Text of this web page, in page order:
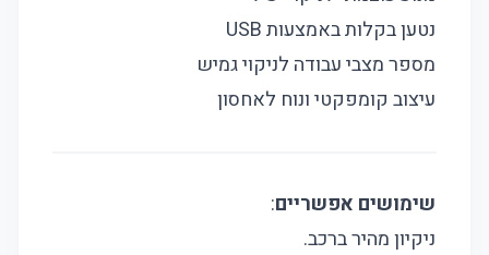
נטען בקלות באמצעות USB
מספר מצבי עבודה לניקוי גמיש
עיצוב קומפקטי ונוח לאחסון
שימושים אפשריים:
ניקיון מהיר ברכב.